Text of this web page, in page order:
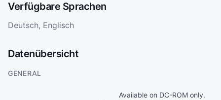
Verfügbare Sprachen
Deutsch, Englisch
Datenübersicht
GENERAL
Available on DC-ROM only.